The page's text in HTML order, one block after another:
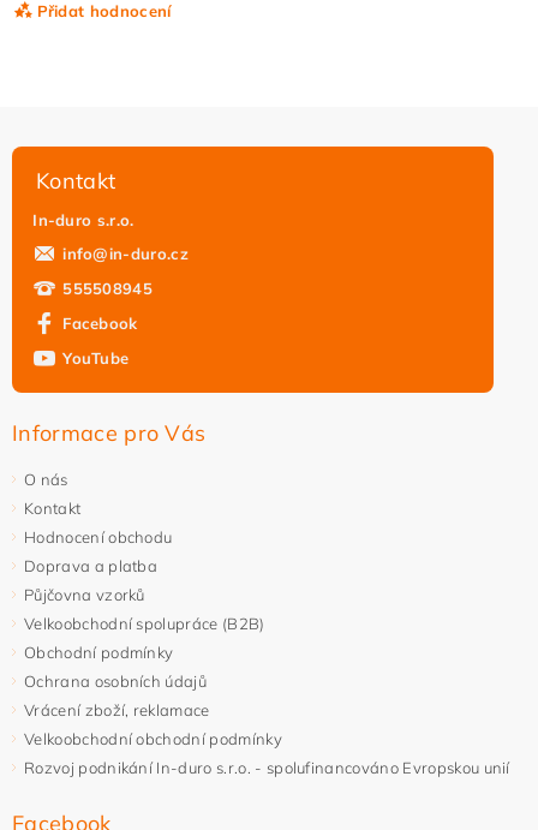
Přidat hodnocení
osobních údajů
Kontakt
In-duro s.r.o.
info@in-duro.cz
555508945
Facebook
YouTube
Informace pro Vás
O nás
Kontakt
Hodnocení obchodu
Doprava a platba
Půjčovna vzorků
Velkoobchodní spolupráce (B2B)
Obchodní podmínky
Ochrana osobních údajů
Vrácení zboží, reklamace
Velkoobchodní obchodní podmínky
Rozvoj podnikání In-duro s.r.o. - spolufinancováno Evropskou unií
Facebook